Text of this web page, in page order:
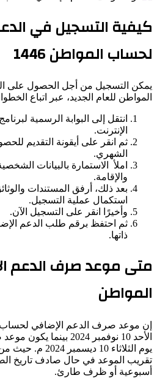
كيفية التسجيل في
لحساب المواطن 1446
يمكن التسجيل من أجل الحصول على
المواطن للعام الجديد، عبر اتباع
انتقل إلى البوابة الرسمية
الإنترنت.
ثم انقر على أيقونة التقديم
الشهري.
املأ الاستمارة بالبيانات
والإقامة.
بعد ذلك، أرفق المستندات
استكمال عملية التسجيل.
وأخيرًا انقر على التسجيل الآن.
ثم احتفظ برقم طلب الدعم
ذاتها.
متى موعد صرف الدعم
المواطن
يوم الثلاثاء 10
تقريب الموعد في حال صادف تاريخ
أسبوعية أو ظرف طارئ.